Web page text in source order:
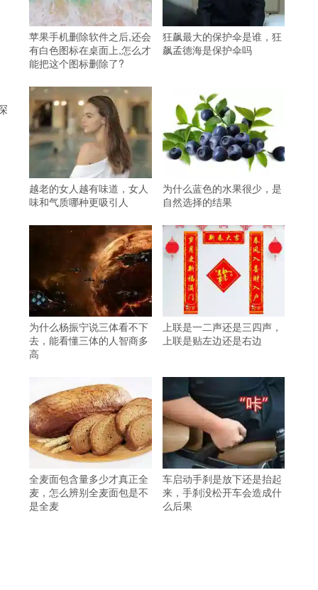
苹果手机删除软件之后,还会
有白色图标在桌面上,怎么才
能把这个图标删除了?
狂飙最大的保护伞是谁，狂
飙孟德海是保护伞吗
越老的女人越有味道，女人
味和气质哪种更吸引人
为什么蓝色的水果很少，是
自然选择的结果
为什么杨振宁说三体看不下
去，能看懂三体的人智商多
高
上联是一二声还是三四声，
上联是贴左边还是右边
全麦面包含量多少才真正全
麦，怎么辨别全麦面包是不
是全麦
车启动手刹是放下还是抬起
来，手刹没松开车会造成什
么后果